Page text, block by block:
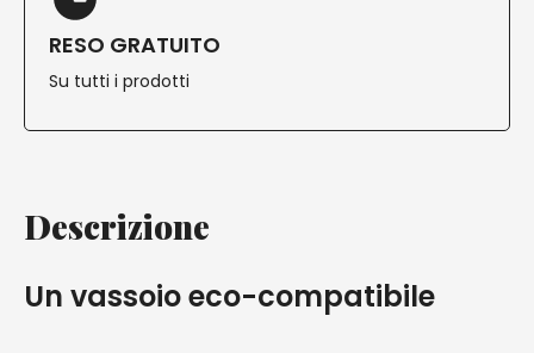
RESO GRATUITO
Su tutti i prodotti
Descrizione
Un vassoio eco-compatibile